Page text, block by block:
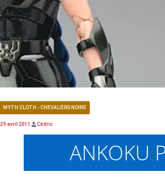
MYTH CLOTH - CHEVALIERS NOIRS
29 avril 2011 Cédric
ANKOKU